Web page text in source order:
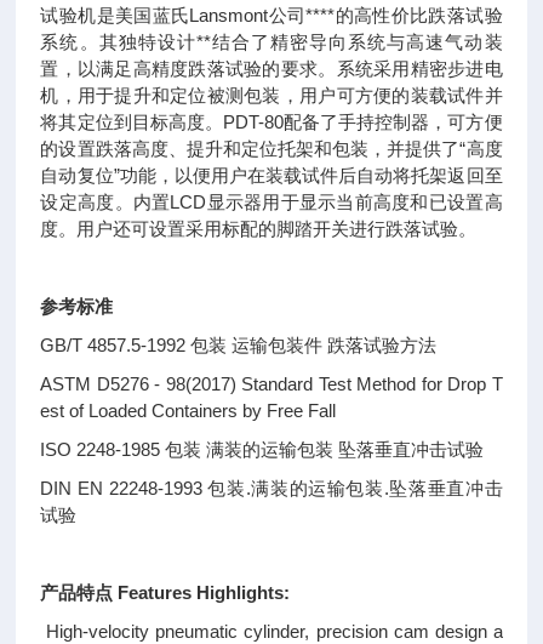
试验机是美国蓝氏Lansmont公司****的高性价比跌落试验
系统。其独特设计**结合了精密导向系统与高速气动装
置，以满足高精度跌落试验的要求。系统采用精密步进电
机，用于提升和定位被测包装，用户可方便的装载试件并
将其定位到目标高度。PDT-80配备了手持控制器，可方便
的设置跌落高度、提升和定位托架和包装，并提供了“高度
自动复位”功能，以便用户在装载试件后自动将托架返回至
设定高度。内置LCD显示器用于显示当前高度和已设置高
度。用户还可设置采用标配的脚踏开关进行跌落试验。
参考标准
GB/T 4857.5-1992 包装 运输包装件 跌落试验方法
ASTM D5276 - 98(2017) Standard Test Method for Drop T
est of Loaded Containers by Free Fall
ISO 2248-1985 包装 满装的运输包装 坠落垂直冲击试验
DIN EN 22248-1993 包装.满装的运输包装.坠落垂直冲击
试验
产品特点 Features Highlights:
High-velocity pneumatic cylinder, precision cam design a